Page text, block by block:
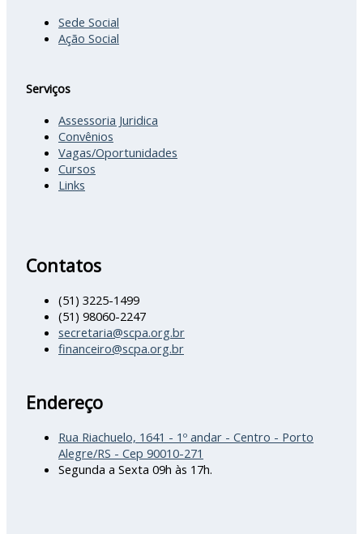
Sede Social
Ação Social
Serviços
Assessoria Juridica
Convênios
Vagas/Oportunidades
Cursos
Links
Contatos
(51) 3225-1499
(51) 98060-2247
secretaria@scpa.org.br
financeiro@scpa.org.br
Endereço
Rua Riachuelo, 1641 - 1º andar - Centro - Porto
Alegre/RS - Cep 90010-271
Segunda a Sexta 09h às 17h.